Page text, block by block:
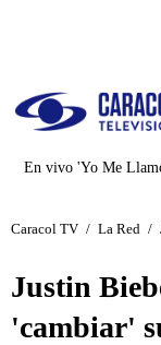
En vivo 'Yo Me
Caracol TV / La Red /
Justin
'cambiar'